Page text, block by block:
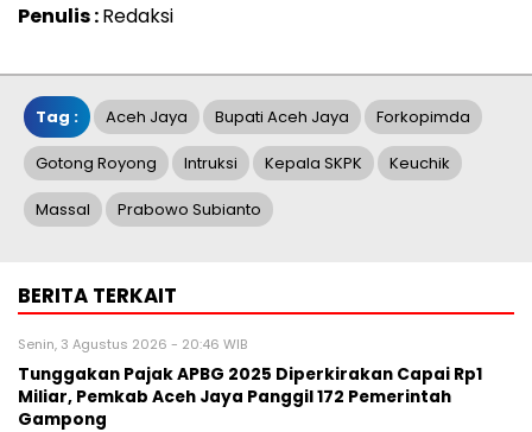
Penulis :Redaksi
Tag : Aceh Jaya Bupati Aceh Jaya Forkopimda
Gotong Royong Intruksi Kepala SKPK Keuchik
Massal Prabowo Subianto
BERITA TERKAIT
Senin, 3 Agustus 2026 - 20:46 WIB
Tunggakan Pajak APBG 2025 Diperkirakan Capai Rp1
Miliar, Pemkab Aceh Jaya Panggil 172 Pemerintah
Gampong